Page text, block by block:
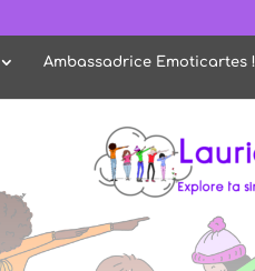
Ambassadrice Emoticartes !